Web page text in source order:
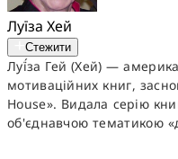
Луїза Хей
Стежити
Луї́за Гей (Хей) —
мотиваційних книг,
House». Видала серію
об'єднавчою тематикою